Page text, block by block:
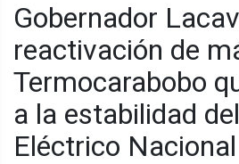
Gobernador
reactivación de
Termocarabobo
a la estabilidad
Eléctrico Nacional